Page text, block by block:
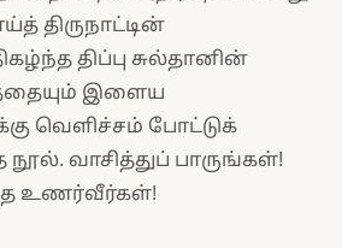
திருநாட்டின்
திப்பு சுல்தானின்
இளைய
வெளிச்சம் போட்டுக்
நூல். வாசித்துப் பாருங்கள்!
உணர்வீர்கள்!